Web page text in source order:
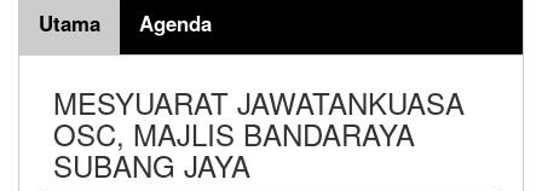
Utama Agenda
MESYUARAT JAWATANKUASA
OSC, MAJLIS BANDARAYA
SUBANG JAYA